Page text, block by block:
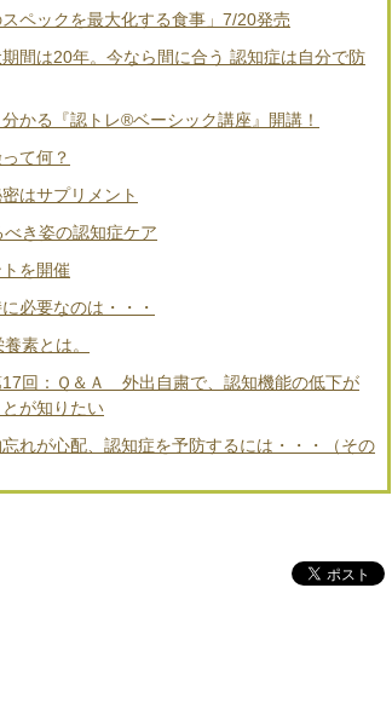
ペックを最大化する食事」7/20発売
間は20年。今なら間に合う 認知症は自分で防
かる『認トレ®️ベーシック講座』開講！
て何？
はサプリメント
き姿の認知症ケア
を開催
必要なのは・・・
素とは。
回：Ｑ＆Ａ 外出自粛で、認知機能の低下が
が知りたい
れが心配、認知症を予防するには・・・（その